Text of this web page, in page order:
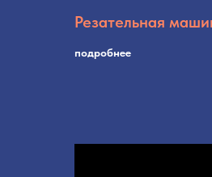
Резательная
подробнее